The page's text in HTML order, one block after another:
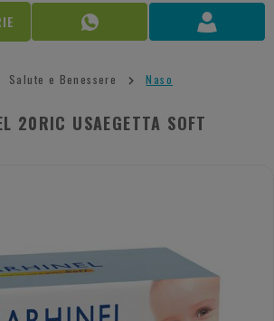
Salute e Benessere Naso
20RIC USAEGETTA SOFT